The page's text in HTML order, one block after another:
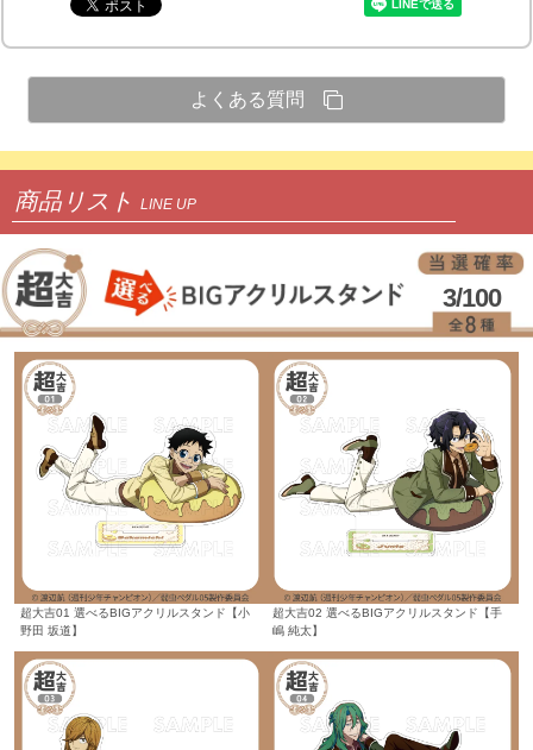
よくある質問
商品リスト LINE UP
3/100
超大吉01 選べるBIGアクリルスタンド【小
野田 坂道】
超大吉02 選べるBIGアクリルスタンド【手
嶋 純太】